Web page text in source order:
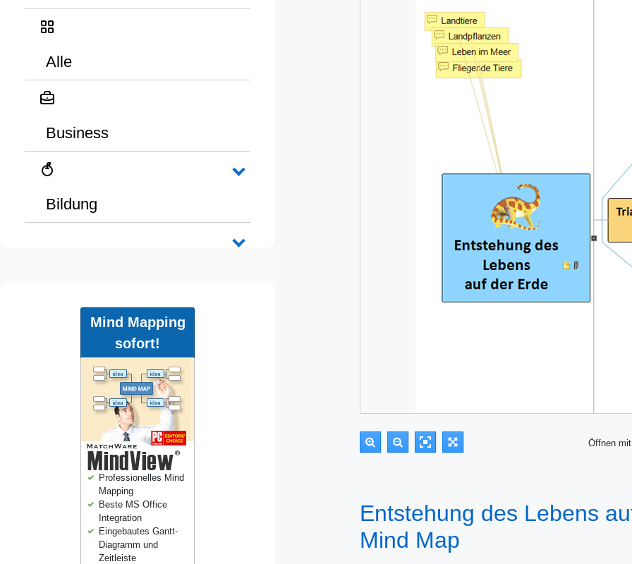
Alle
Business
Bildung
Mind Mapping
sofort!
Professionelles Mind
Mapping
Beste MS Office
Integration
Eingebautes Gantt-
Diagramm und
Zeitleiste
Öffnen
Entstehung des Lebens
Mind Map